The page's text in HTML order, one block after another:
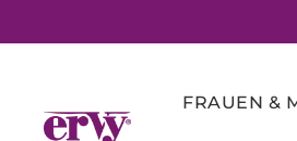
FRAUEN &